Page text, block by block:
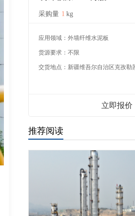
采购量 1 kg
应用领域： 外墙纤维水泥板
货源要求： 不限
交货地点：
立即报价
推荐阅读